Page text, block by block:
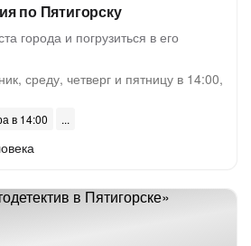
по Пятигорску
города и погрузиться в его
среду, четверг и пятницу в 14:00,
в 14:00